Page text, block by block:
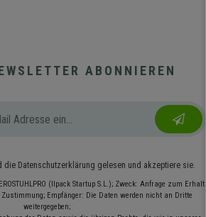
ABONNIEREN
die Datenschutzerklärung gelesen und akzeptiere sie.
(Ilpack Startup S.L.); Zweck: Anfrage zum Erhalt
Empfänger: Die Daten werden nicht an Dritte
weitergegeben;